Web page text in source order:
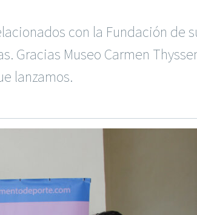
con la Fundación de
Gracias Museo Carmen
lanzamos.